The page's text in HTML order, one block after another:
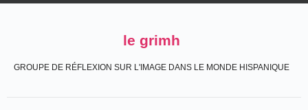
le grimh
GROUPE DE RÉFLEXION SUR L'IMAGE DANS LE MONDE HISPANIQUE